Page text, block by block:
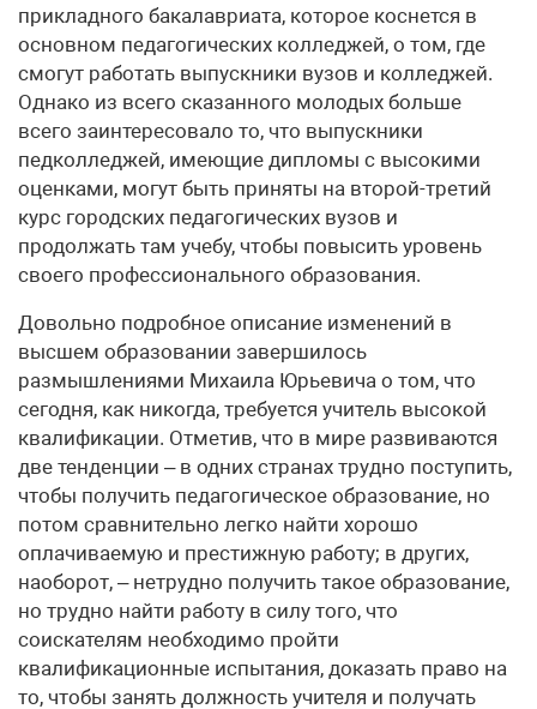
прикладного бакалавриата, которое коснется в
основном педагогических колледжей, о том, где
смогут работать выпускники вузов и колледжей.
Однако из всего сказанного молодых больше
всего заинтересовало то, что выпускники
педколледжей, имеющие дипломы с высокими
оценками, могут быть приняты на второй-третий
курс городских педагогических вузов и
продолжать там учебу, чтобы повысить уровень
своего профессионального образования.
Довольно подробное описание изменений в
высшем образовании завершилось
размышлениями Михаила Юрьевича о том, что
сегодня, как никогда, требуется учитель высокой
квалификации. Отметив, что в мире развиваются
две тенденции – в одних странах трудно поступить,
чтобы получить педагогическое образование, но
потом сравнительно легко найти хорошо
оплачиваемую и престижную работу; в других,
наоборот, – нетрудно получить такое образование,
но трудно найти работу в силу того, что
соискателям необходимо пройти
квалификационные испытания, доказать право на
то, чтобы занять должность учителя и получать